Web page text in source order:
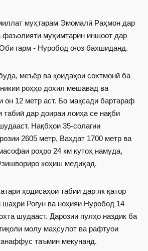
муҳтарам Эмомалӣ Раҳмон дар
фаъолияти муҳимтарин иншоот дар
гарм - Нуробод оғоз бахшиданд.
меъёр ва қоидаҳои сохтмонӣ ба
роҳҳо дохил мешавад ва
он 12 метр аст. Бо мақсади бартараф
табиӣ дар доираи лоиҳа се нақби
Нақбҳои 35-солагии
2605 метр, Ваҳдат 1700 метр ва
роҳро 24 км кутоҳ намуда,
коҳиш медиҳад.
ҳодисаҳои табиӣ дар як қатор
шаҳри Роғун ва ноҳияи Нуробод 14
шудааст. Дарозии пулҳо наздик ба
молу маҳсулот ва рафтуои
таъмин мекунанд.